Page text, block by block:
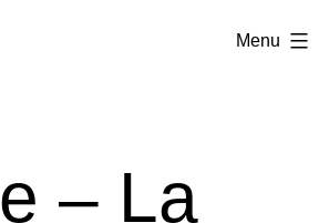
Menu
– La